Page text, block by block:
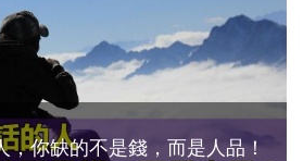
，你缺的不是錢，而是人品！